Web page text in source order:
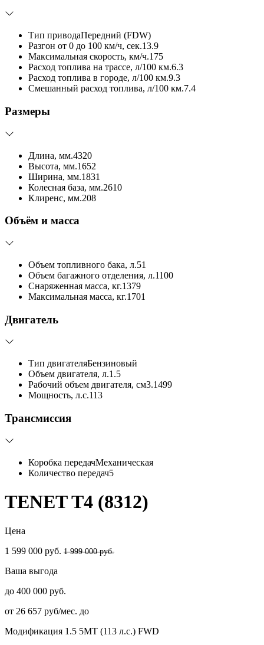
Тип приводаПередний (FDW)
Разгон от 0 до 100 км/ч, сек.13.9
Максимальная скорость, км/ч.175
Расход топлива на трассе, л/100 км.6.3
Расход топлива в городе, л/100 км.9.3
Смешанный расход топлива, л/100 км.7.4
Размеры
Длина, мм.4320
Высота, мм.1652
Ширина, мм.1831
Колесная база, мм.2610
Клиренс, мм.208
Объём и масса
Объем топливного бака, л.51
Объем багажного отделения, л.1100
Снаряженная масса, кг.1379
Максимальная масса, кг.1701
Двигатель
Тип двигателяБензиновый
Объем двигателя, л.1.5
Рабочий объем двигателя, см3.1499
Мощность, л.с.113
Трансмиссия
Коробка передачМеханическая
Количество передач5
TENET T4 (8312)
Цена
1 599 000 руб. 1 999 000 руб.
Ваша выгода
до 400 000 руб.
от 26 657 руб/мес. до
Модификация 1.5 5MT (113 л.с.) FWD